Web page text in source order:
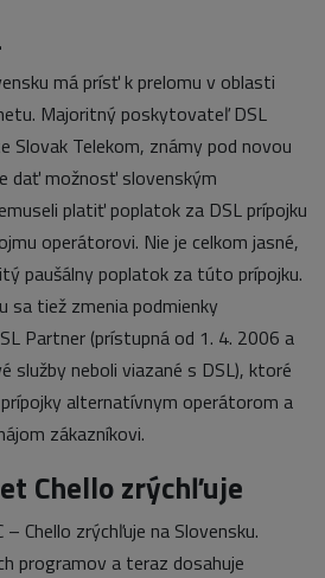
má prísť k prelomu v oblasti
Majoritný poskytovateľ DSL
Slovak Telekom, známy pod novou
dať možnosť slovenským
platiť poplatok za DSL prípojku
operátorovi. Nie je celkom jasné,
paušálny poplatok za túto prípojku.
sa tiež zmenia podmienky
Partner (prístupná od 1. 4. 2006 a
služby neboli viazané s DSL), ktoré
alternatívnym operátorom a
zákazníkovi.
Chello zrýchľuje
Chello zrýchľuje na Slovensku.
programov a teraz dosahuje